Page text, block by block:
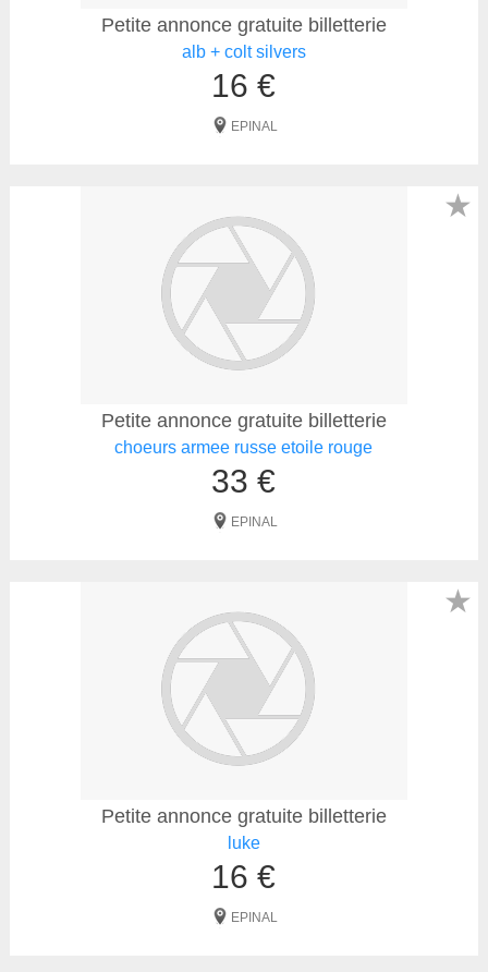
Petite annonce gratuite billetterie
alb + colt silvers
16 €
EPINAL
Petite annonce gratuite billetterie
choeurs armee russe etoile rouge
33 €
EPINAL
★
Petite annonce gratuite billetterie
luke
16 €
EPINAL
★